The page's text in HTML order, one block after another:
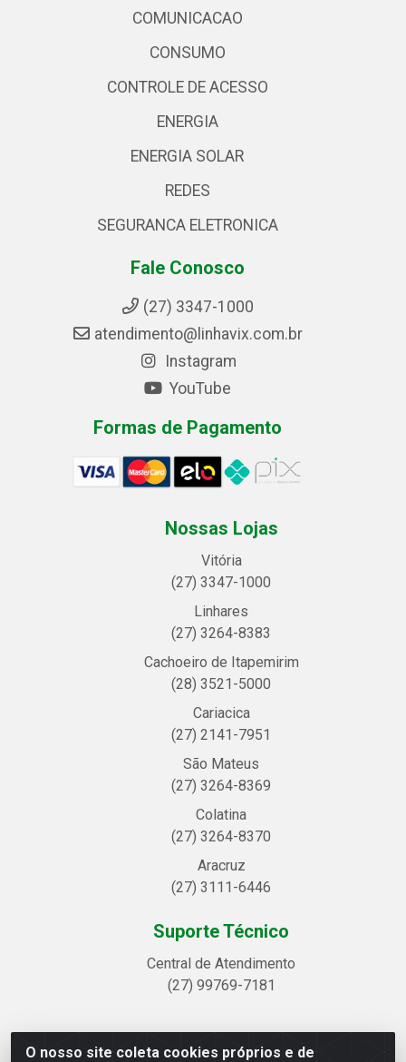
O nosso site coleta cookies próprios e de
COMUNICACAO
CONSUMO
CONTROLE DE ACESSO
ENERGIA
ENERGIA SOLAR
REDES
SEGURANCA ELETRONICA
Fale Conosco
(27) 3347-1000
atendimento@linhavix.com.br
Instagram
YouTube
Formas de Pagamento
Nossas Lojas
Vitória
(27) 3347-1000
Linhares
(27) 3264-8383
Cachoeiro de Itapemirim
(28) 3521-5000
Cariacica
(27) 2141-7951
São Mateus
(27) 3264-8369
Colatina
(27) 3264-8370
Aracruz
(27) 3111-6446
Suporte Técnico
Central de Atendimento
(27) 99769-7181